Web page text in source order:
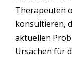
Therapeuten
konsultieren,
aktuellen
Ursachen für